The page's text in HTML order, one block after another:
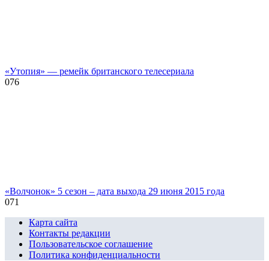
«Утопия» — ремейк британского телесериала
076
«Волчонок» 5 сезон – дата выхода 29 июня 2015 года
071
Карта сайта
Контакты редакции
Пользовательское соглашение
Политика конфиденциальности